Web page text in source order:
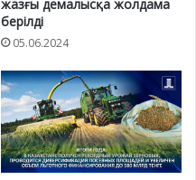
жазғы демалысқа жолдама
берілді
05.06.2024